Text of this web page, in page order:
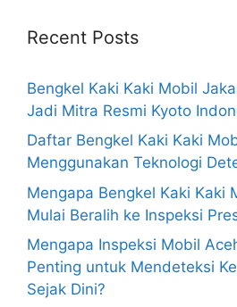
Recent Posts
Bengkel Kaki Kaki Mobil
Jadi Mitra Resmi Kyoto
Daftar Bengkel Kaki Kaki
Menggunakan Teknologi
Mengapa Bengkel Kaki Kaki
Mulai Beralih ke Inspeksi
Mengapa Inspeksi Mobil
Penting untuk Mendeteksi
Sejak Dini?